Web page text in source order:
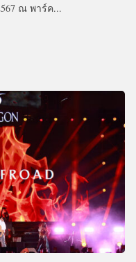
ณ พาร์ค...